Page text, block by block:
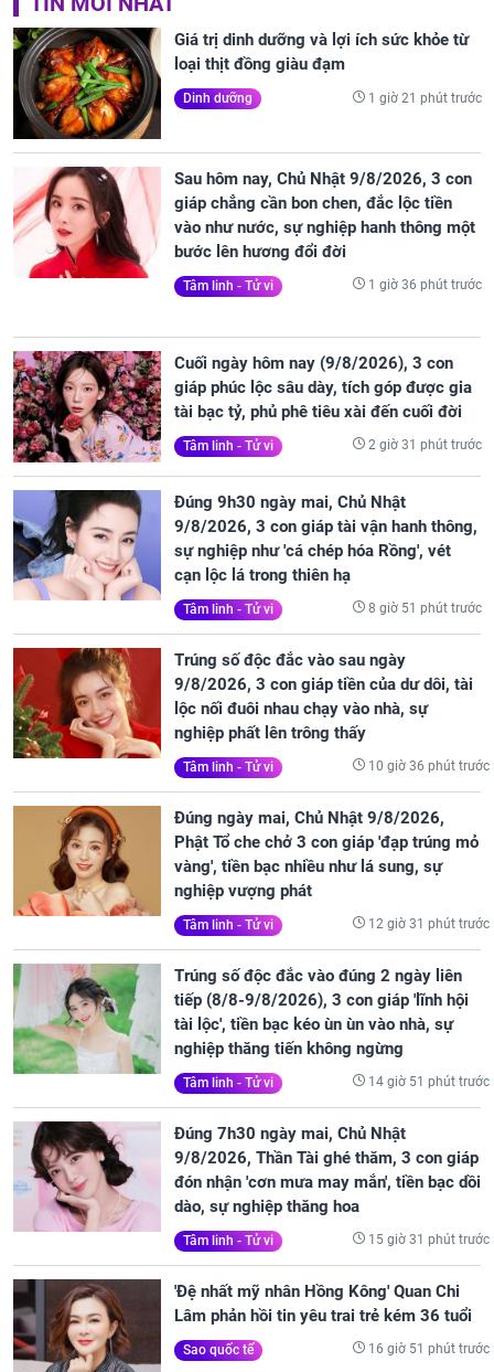
Giá trị dinh dưỡng và lợi ích sức khỏe từ
loại thịt đồng giàu đạm
Dinh dưỡng 1 giờ 21 phút trước
Sau hôm nay, Chủ Nhật 9/8/2026, 3 con
giáp chẳng cần bon chen, đắc lộc tiền
vào như nước, sự nghiệp hanh thông một
bước lên hương đổi đời
Tâm linh - Tử vi 1 giờ 36 phút trước
Cuối ngày hôm nay (9/8/2026), 3 con
giáp phúc lộc sâu dày, tích góp được gia
tài bạc tỷ, phủ phê tiêu xài đến cuối đời
Tâm linh - Tử vi 2 giờ 31 phút trước
Đúng 9h30 ngày mai, Chủ Nhật
9/8/2026, 3 con giáp tài vận hanh thông,
sự nghiệp như 'cá chép hóa Rồng', vét
cạn lộc lá trong thiên hạ
Tâm linh - Tử vi 8 giờ 51 phút trước
Trúng số độc đắc vào sau ngày
9/8/2026, 3 con giáp tiền của dư dôi, tài
lộc nối đuôi nhau chạy vào nhà, sự
nghiệp phất lên trông thấy
Tâm linh - Tử vi 10 giờ 36 phút trước
Đúng ngày mai, Chủ Nhật 9/8/2026,
Phật Tổ che chở 3 con giáp 'đạp trúng mỏ
vàng', tiền bạc nhiều như lá sung, sự
nghiệp vượng phát
Tâm linh - Tử vi 12 giờ 31 phút trước
Trúng số độc đắc vào đúng 2 ngày liên
tiếp (8/8-9/8/2026), 3 con giáp 'lĩnh hội
tài lộc', tiền bạc kéo ùn ùn vào nhà, sự
nghiệp thăng tiến không ngừng
Tâm linh - Tử vi 14 giờ 51 phút trước
Đúng 7h30 ngày mai, Chủ Nhật
9/8/2026, Thần Tài ghé thăm, 3 con giáp
đón nhận 'cơn mưa may mắn', tiền bạc dồi
dào, sự nghiệp thăng hoa
Tâm linh - Tử vi 15 giờ 31 phút trước
'Đệ nhất mỹ nhân Hồng Kông' Quan Chi
Lâm phản hồi tin yêu trai trẻ kém 36 tuổi
Sao quốc tế 16 giờ 51 phút trước